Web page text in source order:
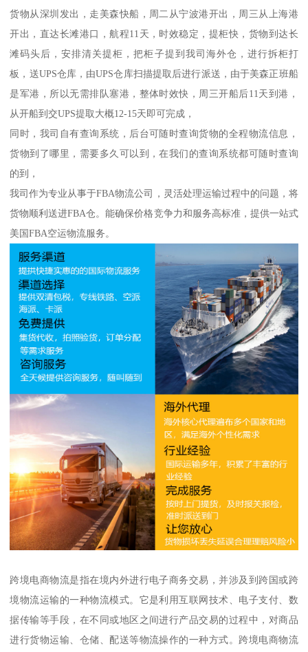
货物从深圳发出，走美森快船，周二从宁波港开出，周三从上海港
开出，直达长滩港口，航程11天，时效稳定，提柜快，货物到达长
滩码头后，安排清关提柜，把柜子提到我司海外仓，进行拆柜打
板，送UPS仓库，由UPS仓库扫描提取后进行派送，由于美森正班船
是军港，所以无需排队塞港，整体时效快，周三开船后11天到港，
从开船到交UPS提取大概12-15天即可完成，
同时，我司自有查询系统，后台可随时查询货物的全程物流信息，
货物到了哪里，需要多久可以到，在我们的查询系统都可随时查询
的到，
我司作为专业从事于FBA物流公司，灵活处理运输过程中的问题，将
货物顺利送进FBA仓。能确保价格竞争力和服务高标准，提供一站式
美国FBA空运物流服务。
跨境电商物流是指在境内外进行电子商务交易，并涉及到跨国或跨
境物流运输的一种物流模式。它是利用互联网技术、电子支付、数
据传输等手段，在不同或地区之间进行产品交易的过程中，对商品
进行货物运输、仓储、配送等物流操作的一种方式。跨境电商物流